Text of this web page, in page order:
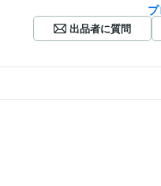
出品者に質問